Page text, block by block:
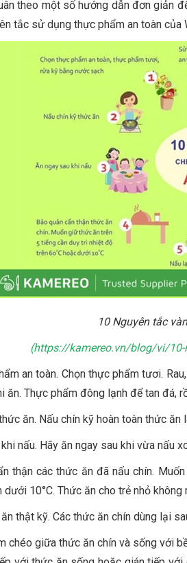
theo một số hướng dẫn đơn giản
tắc sử dụng thực phẩm an toàn của
10 Nguyên tắc
(https://kamereo.vn/blog/vi/10-
an toàn. Chọn thực phẩm tươi.
ăn. Thực phẩm đông lạnh để tan đá,
ăn. Nấu chín kỹ hoàn toàn thức
nấu. Hãy ăn ngay sau khi vừa nấu
thận các thức ăn đã nấu chín.
dưới 10°C. Thức ăn cho trẻ nhỏ không
thật kỹ. Các thức ăn chín dùng lại
chéo giữa thức ăn chín và sống với